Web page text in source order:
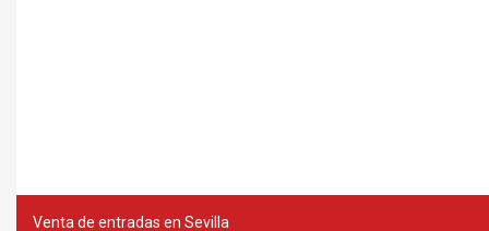
Venta de entradas en Sevilla